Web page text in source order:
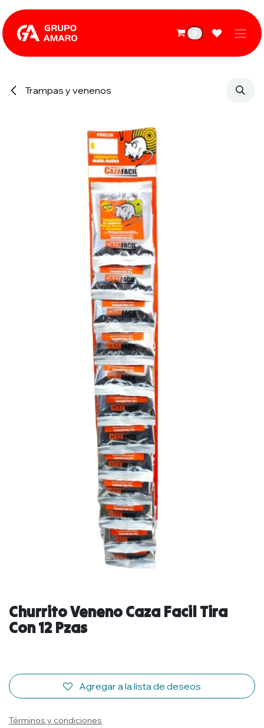
Ir al contenido
0
Trampas y venenos
Churrito Veneno Caza Facil Tira
Con 12 Pzas
Agregar a la lista de deseos
Términos y condiciones